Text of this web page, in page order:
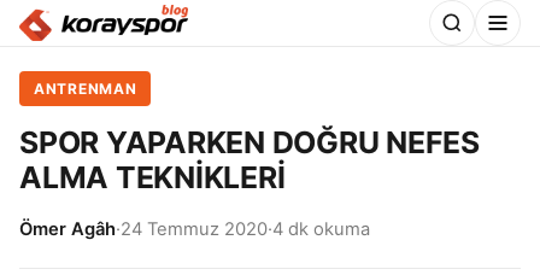
ANTRENMAN
SPOR YAPARKEN DOĞRU NEFES
ALMA TEKNİKLERİ
Ömer Agâh·24 Temmuz 2020·4 dk okuma